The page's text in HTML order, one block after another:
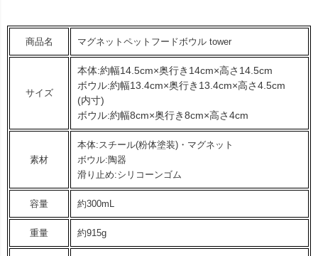
商品名 マグネットペットフードボウル tower
サイズ
本体:約幅14.5cm×奥行き14cm×高さ14.5cm
ボウル:約幅13.4cm×奥行き13.4cm×高さ4.5cm
(内寸)
ボウル:約幅8cm×奥行き8cm×高さ4cm
素材
本体:スチール(粉体塗装)・マグネット
ボウル:陶器
滑り止め:シリコーンゴム
容量 約300mL
重量 約915g